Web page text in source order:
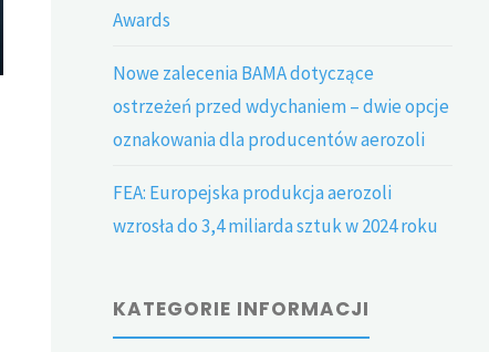
Awards
Nowe zalecenia BAMA dotyczące
ostrzeżeń przed wdychaniem – dwie opcje
oznakowania dla producentów aerozoli
FEA: Europejska produkcja aerozoli
wzrosła do 3,4 miliarda sztuk w 2024 roku
KATEGORIE INFORMACJI